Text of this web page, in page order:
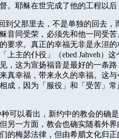
。耶稣在世完成了他的工程以
到父那里去，不是单独的回去
音同受荣，必须先和他一同受
要求。真正的幸福无非是永洹
上主的仆役」（ebed Jahveh）这
，这为宣扬福音是最好的一条
真幸福，带来永久的幸福。这
成，因为「服役」和「受苦」
可以看出，新约中的教会的确
另一方面，教会也确实随着外
的梅瑟法律，但由希腊文化归